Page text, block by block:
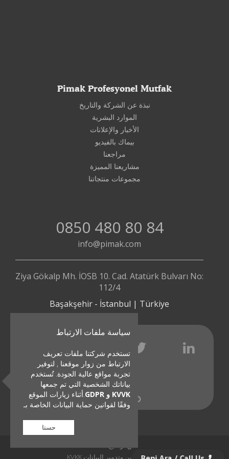
سياسة ملفات الارتباط
تستخدم شركتنا ملفات تعريف
الارتباط من زوار موقعنا , لتوفير
تجربة مواقع عالية الجودة. تُستخدم
بياناتك الشخصية التي تم جمعها
KVVK و GDPR
.أثناء زيارات الموقع
وفقًا لقوانين حماية البيانات الخاصة بـ
حسنا
Pimak Profesyonel Mutfak
نبذة عن الشركة والتاريخ
الموارد البشرية
الأخبار والإعلانات
بيماك بالفيديو
مراجعنا
مشاريعنا المميزة
مجموعات منتجاتنا
0850 480 80 84
info@pimak.com
Ziya Gökalp Mh. İOSB 10. Cad. Atatürk Bulvarı No:
112/4
Başakşehir - İstanbul | Türkiye
© 1991 - 2023
سياسة تخزين وتدمير البيانات KVKK